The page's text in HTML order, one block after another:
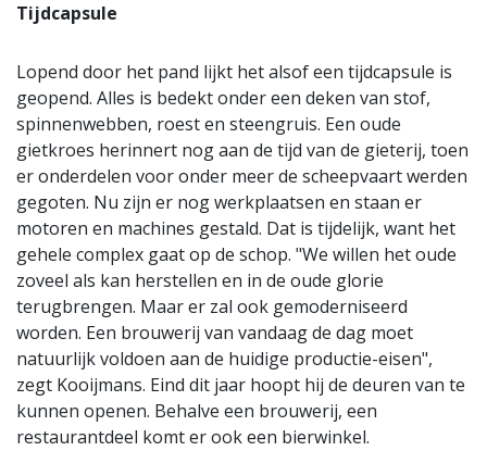
Tijdcapsule
Lopend door het pand lijkt het alsof een tijdcapsule is
geopend. Alles is bedekt onder een deken van stof,
spinnenwebben, roest en steengruis. Een oude
gietkroes herinnert nog aan de tijd van de gieterij, toen
er onderdelen voor onder meer de scheepvaart werden
gegoten. Nu zijn er nog werkplaatsen en staan er
motoren en machines gestald. Dat is tijdelijk, want het
gehele complex gaat op de schop. "We willen het oude
zoveel als kan herstellen en in de oude glorie
terugbrengen. Maar er zal ook gemoderniseerd
worden. Een brouwerij van vandaag de dag moet
natuurlijk voldoen aan de huidige productie-eisen",
zegt Kooijmans. Eind dit jaar hoopt hij de deuren van te
kunnen openen. Behalve een brouwerij, een
restaurantdeel komt er ook een bierwinkel.